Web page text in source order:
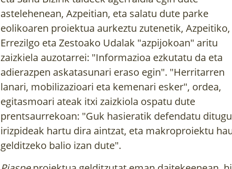
astelehenean, Azpeitian, eta salatu dute parke
eolikoaren proiektua aurkeztu zutenetik, Azpeitiko,
Errezilgo eta Zestoako Udalak "azpijokoan" aritu
zaizkiela auzotarrei: "Informazioa ezkutatu da eta
adierazpen askatasunari eraso egin". "Herritarren
lanari, mobilizazioari eta kemenari esker", ordea,
egitasmoari ateak itxi zaizkiola ospatu dute
prentsaurrekoan: "Guk hasieratik defendatu
irizpideak hartu dira aintzat, eta makroproiektu
gelditzeko balio izan dute".